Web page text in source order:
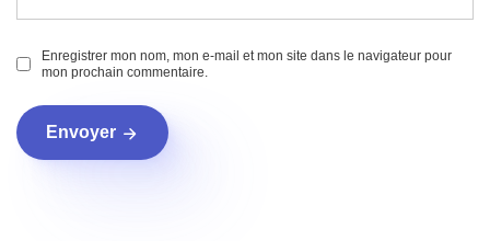
Enregistrer mon nom, mon e-mail et mon site dans le navigateur pour
mon prochain commentaire.
Envoyer